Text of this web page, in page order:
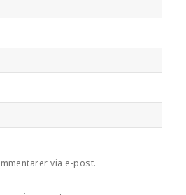
via e-post.